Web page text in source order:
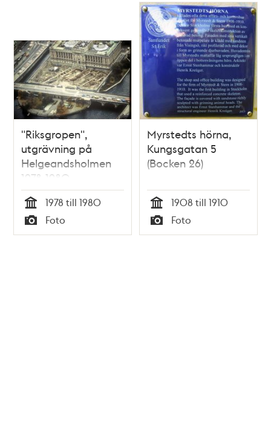
"Riksgropen",
utgrävning på
Helgeandsholmen
1978-1980
Tid
1978 till 1980
Typ
Foto
Myrstedts hörna,
Kungsgatan 5
(Bocken 26)
Tid
1908 till 1910
Typ
Foto